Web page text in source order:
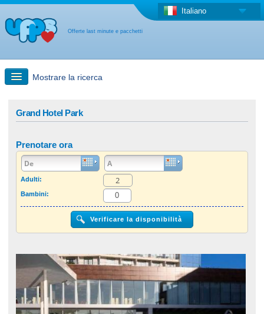
Offerte last minute e pacchetti
Italiano
Mostrare la ricerca
Offerta last minute + Offerta forfettaria
Altro paese
Grand Hotel Park
Prenotare ora
Adulti:
Bambini: